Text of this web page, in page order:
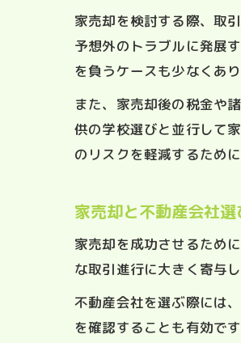
家売却を検討する際、取
予想外のトラブルに発展
を負うケースも少なくあり
また、家売却後の税金や
供の学校選びと並行して
のリスクを軽減するため
家売却と不動産会社
家売却を成功させるため
な取引進行に大きく寄与
不動産会社を選ぶ際には
を確認することも有効で